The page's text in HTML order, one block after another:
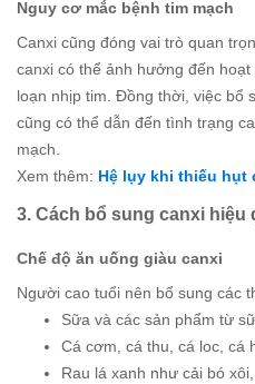
Nguy cơ mắc bệnh tim mạch
Canxi cũng đóng vai trò quan
canxi có thể ảnh hưởng đến
loạn nhịp tim. Đồng thời, việc bổ
cũng có thể dẫn đến tình trạng
mạch.
Xem thêm: Hệ lụy khi thiếu hụt
3. Cách bổ sung canxi
Chế độ ăn uống giàu canxi
Người cao tuổi nên bổ sung các
Sữa và các sản phẩm từ
Cá cơm, cá thu, cá loc, cá
Rau lá xanh như cải bó